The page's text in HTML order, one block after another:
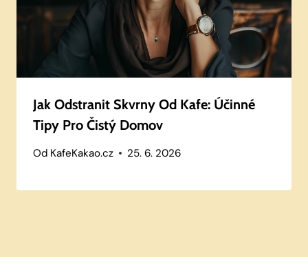
Jak Odstranit Skvrny Od Kafe: Účinné
Tipy Pro Čistý Domov
Od KafeKakao.cz 25. 6. 2026